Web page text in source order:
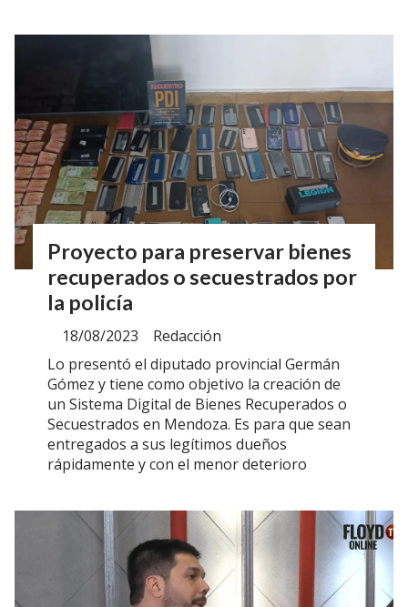
Proyecto para preservar bienes
recuperados o secuestrados por
la policía
Redacción
18/08/2023
Lo presentó el diputado provincial Germán
Gómez y tiene como objetivo la creación de
un Sistema Digital de Bienes Recuperados o
Secuestrados en Mendoza. Es para que sean
entregados a sus legítimos dueños
rápidamente y con el menor deterioro